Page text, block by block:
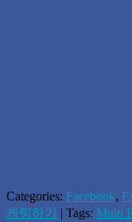
Categories: Facebook,
케팅하기
| Tags: Multi